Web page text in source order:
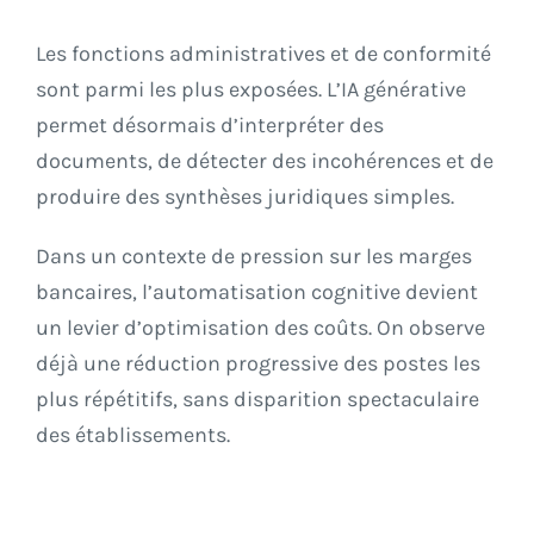
Les fonctions administratives et de conformité
sont parmi les plus exposées. L’IA générative
permet désormais d’interpréter des
documents, de détecter des incohérences et de
produire des synthèses juridiques simples.
Dans un contexte de pression sur les marges
bancaires, l’automatisation cognitive devient
un levier d’optimisation des coûts. On observe
déjà une réduction progressive des postes les
plus répétitifs, sans disparition spectaculaire
des établissements.